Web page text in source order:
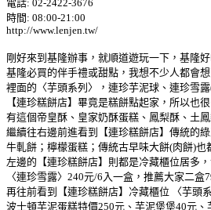
電話: 02-2422-3676
時間: 08:00-21:00
http://www.lenjen.tw/
剛好來到基隆辦事，就順道遊玩一下，基隆
基隆必買的伴手禮或甜點，我想不少人都會想
裡面的〈芋頭系列〉，連珍芋泥球、連珍雪
【連珍糕餅店】畢竟是糕餅點起家，所以也很
有這個帝皇酥、皇家奶酥蛋糕、鳳梨酥、土
繼續往右邊前進看到【連珍糕餅店】傳統的
牛軋餅；檸檬蛋糕；傳統古早味大餅(肉餅)也
左邊的【連珍糕餅店】則都是冷藏櫃位居多
〈連珍雪露〉240元/6入一盒，推薦大家二盒
再往前看到【連珍糕餅店】冷藏櫃位 〈芋頭
波士頓芋泥蛋糕特價250元、芋泥堡堡40元、